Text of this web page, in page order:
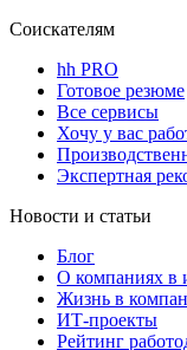
Соискателям
hh PRO
Готовое резюме
Все сервисы
Хочу у вас
Экспертная
Новости и статьи
Блог
О компаниях в
Жизнь в
ИТ-проекты
Рейтинг